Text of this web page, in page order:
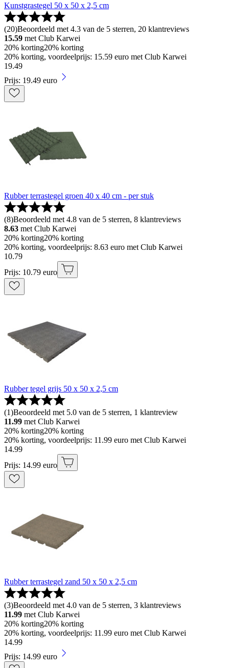
Kunstgrastegel 50 x 50 x 2,5 cm
(20)Beoordeeld met 4.3 van de 5 sterren, 20 klantreviews
15.59 met Club Karwei
20% korting20% korting
20% korting, voordeelprijs: 15.59 euro met Club Karwei
19.49
Prijs: 19.49 euro
Rubber terrastegel groen 40 x 40 cm - per stuk
(8)Beoordeeld met 4.8 van de 5 sterren, 8 klantreviews
8.63 met Club Karwei
20% korting20% korting
20% korting, voordeelprijs: 8.63 euro met Club Karwei
10.79
Prijs: 10.79 euro
Rubber tegel grijs 50 x 50 x 2,5 cm
(1)Beoordeeld met 5.0 van de 5 sterren, 1 klantreview
11.99 met Club Karwei
20% korting20% korting
20% korting, voordeelprijs: 11.99 euro met Club Karwei
14.99
Prijs: 14.99 euro
Rubber terrastegel zand 50 x 50 x 2,5 cm
(3)Beoordeeld met 4.0 van de 5 sterren, 3 klantreviews
11.99 met Club Karwei
20% korting20% korting
20% korting, voordeelprijs: 11.99 euro met Club Karwei
14.99
Prijs: 14.99 euro